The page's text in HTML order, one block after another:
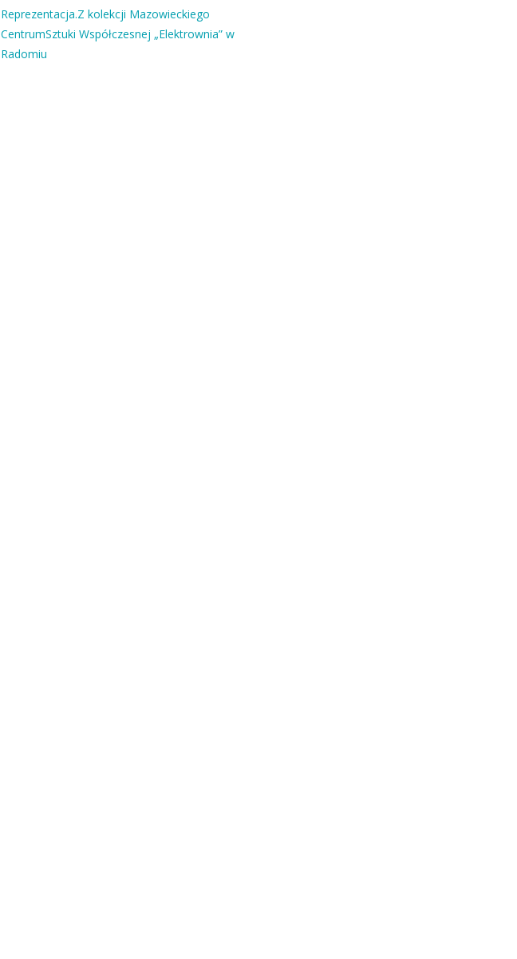
Reprezentacja.Z kolekcji Mazowieckiego
CentrumSztuki Współczesnej „Elektrownia” w
Radomiu